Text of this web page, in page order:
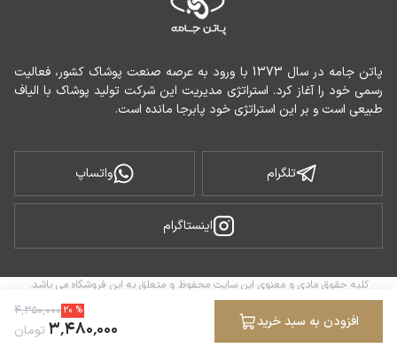
افزودن به سبد خرید
۴٬۳۵۰٬۰۰۰ 20 %
۳٬۴۸۰٬۰۰۰ تومان
طبیعی است و بر این استراتژی خود پابرجا مانده است.
تلگرام واتساپ
اینستاگرام
کلیه حقوق مادی و معنوی این سایت محفوظ و متعلق به این فروشگاه می باشد.
ساخته شده توسط